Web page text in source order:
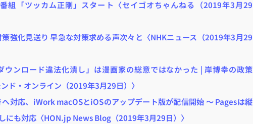
組「ツッカム正剛」スタート〈セイゴオちゃんねる（2019年3月29
策強化見送り 早急な対策求める声次々と〈NHKニュース（2019年3月29
ウンロード違法化潰し」は漫画家の総意ではなかった | 岸博幸の政策
ド・オンライン（2019年3月29日）〉
対応、iWork macOSとiOSのアップデート版が配信開始 ～ Pagesは縦
にも対応〈HON.jp News Blog（2019年3月29日）〉